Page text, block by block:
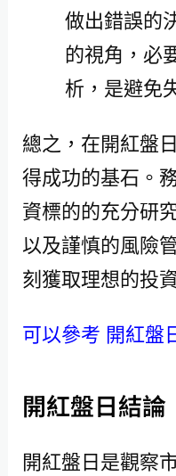
做出錯誤的
的視角，必
析，是避免
總之，在開紅盤
得成功的基石。
資標的的充分研
以及謹慎的風險
刻獲取理想的投
可以參考 開紅盤
開紅盤日結論
開紅盤日是觀察